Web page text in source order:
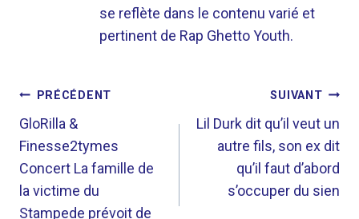
se reflète dans le contenu varié et
pertinent de Rap Ghetto Youth.
NAVIGATION
DE
L’ARTICLE
PRÉCÉDENT
GloRilla &
Finesse2tymes
Concert La famille de
la victime du
Stampede prévoit de
SUIVANT
Lil Durk dit qu’il veut un
autre fils, son ex dit
qu’il faut d’abord
s’occuper du sien